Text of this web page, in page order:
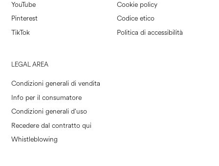
YouTube
Pinterest
TikTok
Cookie policy
Codice etico
Politica di accessibilità
LEGAL AREA
Condizioni generali di vendita
Info per il consumatore
Condizioni generali d'uso
Recedere dal contratto qui
Whistleblowing